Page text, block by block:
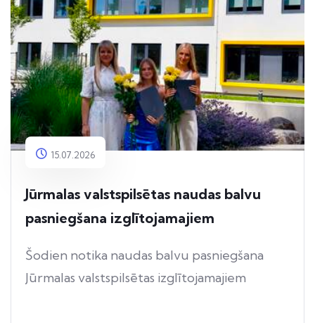
15.07.2026
Jūrmalas valstspilsētas naudas balvu
pasniegšana izglītojamajiem
Šodien notika naudas balvu pasniegšana
Jūrmalas valstspilsētas izglītojamajiem